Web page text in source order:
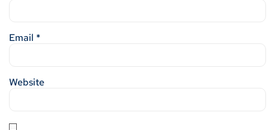
Email *
Website